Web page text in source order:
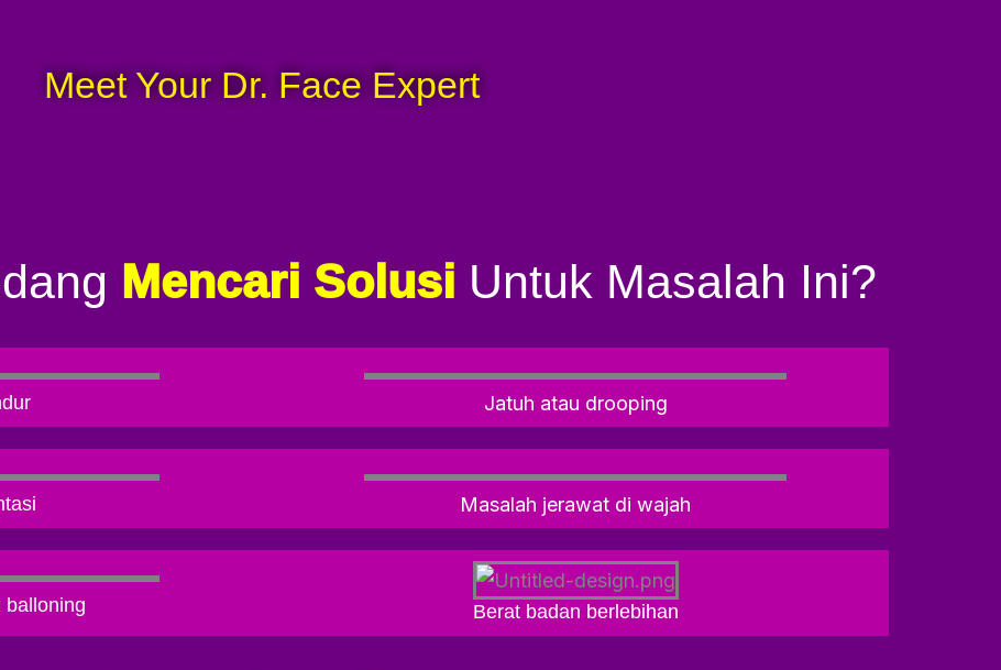
Meet Your Dr. Face Expert
Mencari Solusi Untuk Masalah Ini?
Jatuh atau drooping
Masalah jerawat di wajah
balloning Berat badan berlebihan